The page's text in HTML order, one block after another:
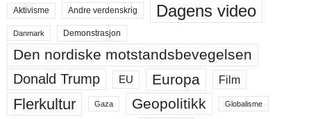
Aktivisme Andre verdenskrig Dagens video
Danmark Demonstrasjon
Den nordiske motstandsbevegelsen
Donald Trump EU Europa Film
Flerkultur Gaza Geopolitikk Globalisme